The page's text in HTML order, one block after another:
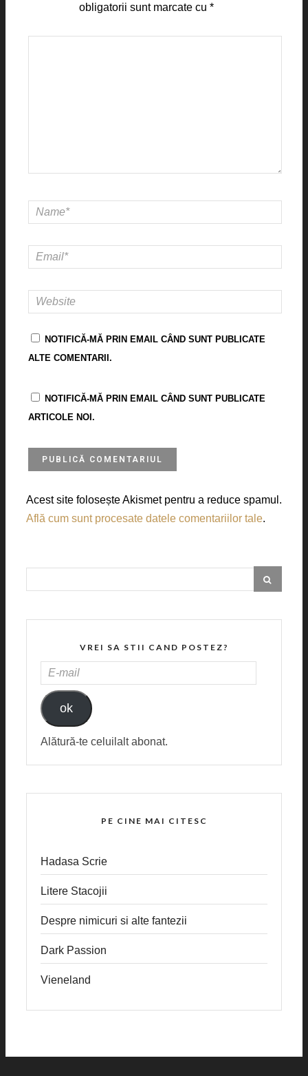
obligatorii sunt marcate cu*
NOTIFICĂ-MĂ PRIN EMAIL CÂND SUNT PUBLICATE
ALTE COMENTARII.
NOTIFICĂ-MĂ PRIN EMAIL CÂND SUNT PUBLICATE
ARTICOLE NOI.
Acest site folosește Akismet pentru a reduce spamul.
Află cum sunt procesate datele comentariilor tale.
VREI SA STII CAND POSTEZ?
MAIL
ok
Alătură-te celuilalt abonat.
PE CINE MAI CITESC
Hadasa Scrie
Litere Stacojii
Despre nimicuri si alte fantezii
Dark Passion
Vieneland